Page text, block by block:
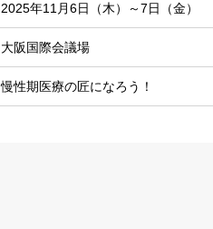
2025年11月6日（木）～7日（金）
大阪国際会議場
慢性期医療の匠になろう！